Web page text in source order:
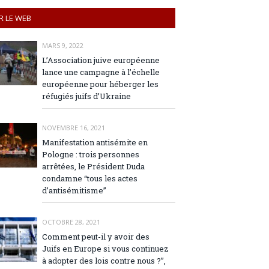
LE WEB
MARS 9, 2022
L’Association juive européenne
lance une campagne à l’échelle
européenne pour héberger les
réfugiés juifs d’Ukraine
NOVEMBRE 16, 2021
Manifestation antisémite en
Pologne : trois personnes
arrêtées, le Président Duda
condamne “tous les actes
d’antisémitisme”
OCTOBRE 28, 2021
Comment peut-il y avoir des
Juifs en Europe si vous continuez
à adopter des lois contre nous ?”,